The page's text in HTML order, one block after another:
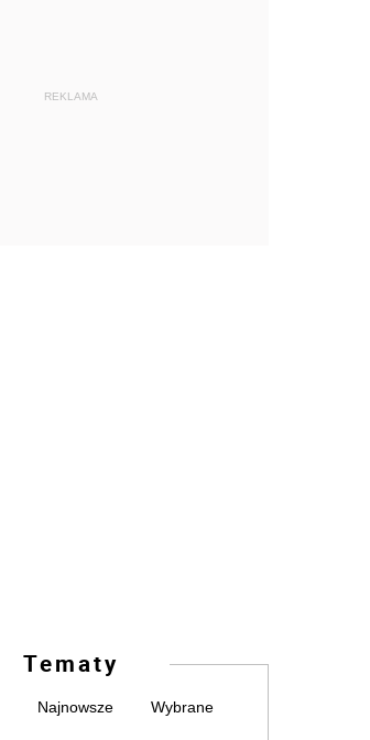
REKLAMA
Tematy
Najnowsze Wybrane